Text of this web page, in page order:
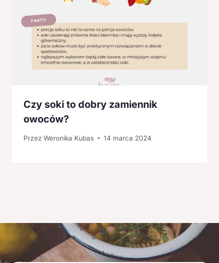
Czy soki to dobry zamiennik
owoców?
Przez Weronika Kubas 14 marca 2024